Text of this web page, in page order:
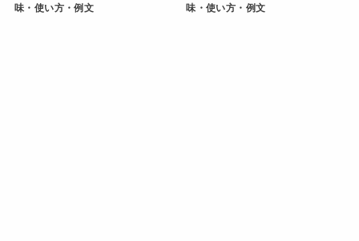
味・使い方・例文
味・使い方・例文